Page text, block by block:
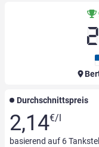
Durchschnittspreis
2,14€/l
basierend auf 6